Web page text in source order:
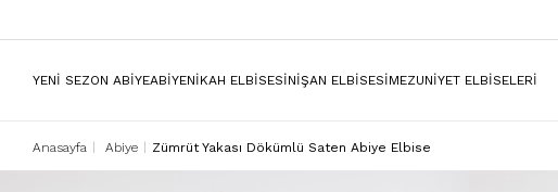
YENİ SEZON ABİYEABİYENİKAH ELBİSESİNİŞAN ELBİSESİMEZUNİYET ELBİSELERİ
Anasayfa Abiye Zümrüt Yakası Dökümlü Saten Abiye Elbise